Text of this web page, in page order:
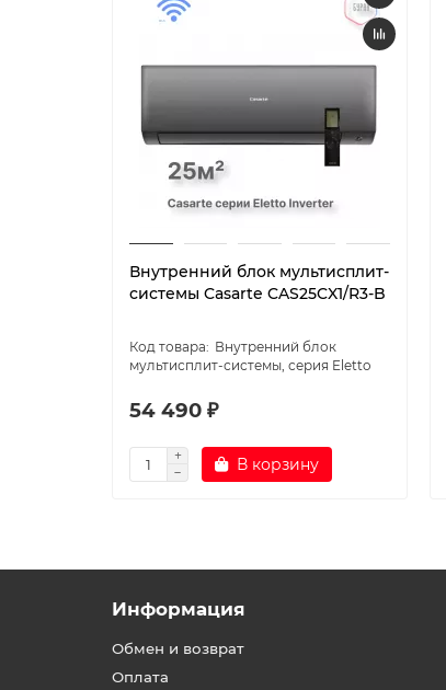
Внутренний блок мультисплит-
системы Casarte CAS25CX1/R3-B
Внутренний блок
мультисплит-системы, серия Eletto
54 490 ₽
В корзину
Информация
Обмен и возврат
Оплата